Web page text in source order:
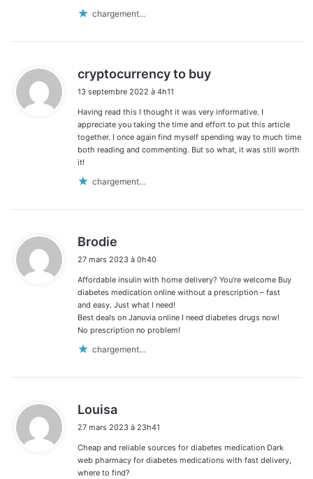
chargement…
cryptocurrency to buy
:
13 septembre 2022 à 4h11
Having read this I thought it was very informative. I
appreciate you taking the time and effort to put this article
together. I once again find myself spending way to much time
both reading and commenting. But so what, it was still worth
it!
chargement…
Brodie
t
:
27 mars 2023 à 0h40
Affordable insulin with home delivery? You’re welcome Buy
diabetes medication online without a prescription – fast
and easy. Just what I need!
Best deals on Januvia online I need diabetes drugs now!
No prescription no problem!
chargement…
Louisa
t
:
27 mars 2023 à 23h41
Cheap and reliable sources for diabetes medication Dark
web pharmacy for diabetes medications with fast delivery,
where to find?